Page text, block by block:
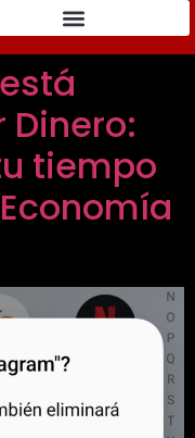
tiempo